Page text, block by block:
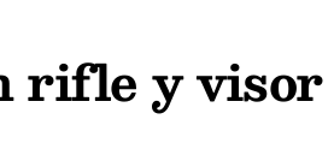
rifle y visor